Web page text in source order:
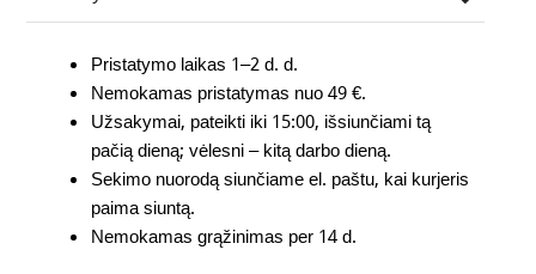
Pristatymo laikas 1–2 d. d.
Nemokamas pristatymas nuo 49 €.
Užsakymai, pateikti iki 15:00, išsiunčiami tą
pačią dieną; vėlesni – kitą darbo dieną.
Sekimo nuorodą siunčiame el. paštu, kai kurjeris
paima siuntą.
Nemokamas grąžinimas per 14 d.